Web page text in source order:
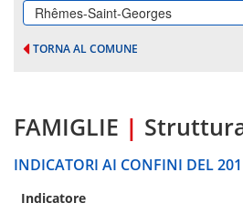
Rhêmes-Saint-Georges
TORNA AL COMUNE
FAMIGLIE |
INDICATORI AI CONFINI DEL
Indicatore